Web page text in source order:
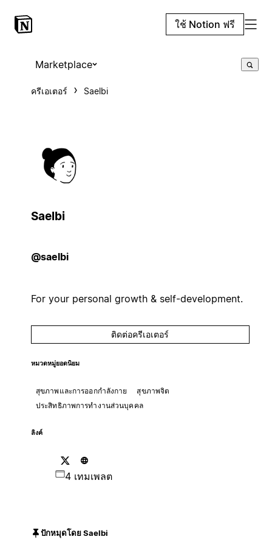
ใช้ Notion ฟรี
Marketplace
ครีเอเตอร์ Saelbi
Saelbi
@saelbi
For your personal growth & self-development.
ติดต่อครีเอเตอร์
หมวดหมู่ยอดนิยม
สุขภาพและการออกกำลังกาย
สุขภาพจิต
ประสิทธิภาพการทำงานส่วนบุคคล
ลิงค์
4 เทมเพลต
ปักหมุดโดย Saelbi